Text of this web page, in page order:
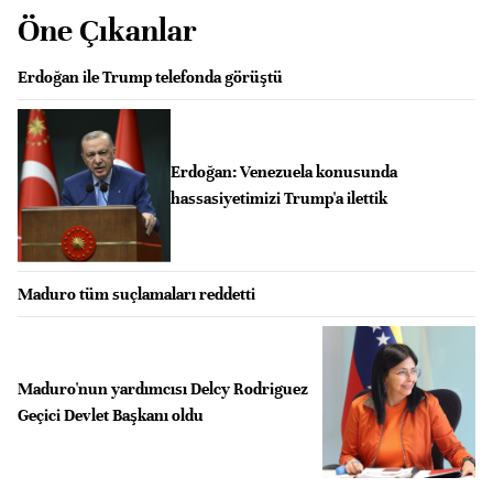
Öne Çıkanlar
Erdoğan ile Trump telefonda görüştü
Erdoğan: Venezuela konusunda
hassasiyetimizi Trump'a ilettik
Maduro tüm suçlamaları reddetti
Maduro'nun yardımcısı Delcy Rodriguez
Geçici Devlet Başkanı oldu